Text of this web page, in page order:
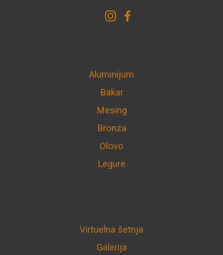
Aluminijum
Bakar
Mesing
Bronza
Olovo
Legure
Virtuelna šetnja
Galerija